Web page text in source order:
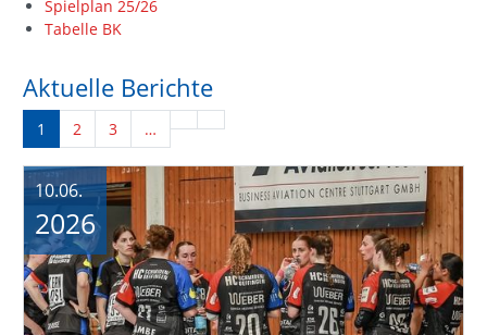
Spielplan 25/26
Tabelle BK
Aktuelle Berichte
1 2 3 …
10.06.
2026